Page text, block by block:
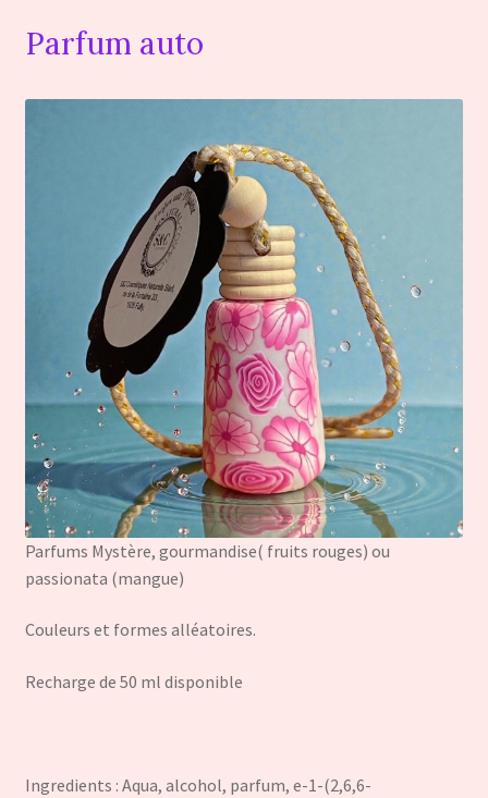
Parfum auto
Parfums Mystère, gourmandise( fruits rouges) ou
passionata (mangue)
Couleurs et formes alléatoires.
Recharge de 50 ml disponible
Ingredients : Aqua, alcohol, parfum, e-1-(2,6,6-